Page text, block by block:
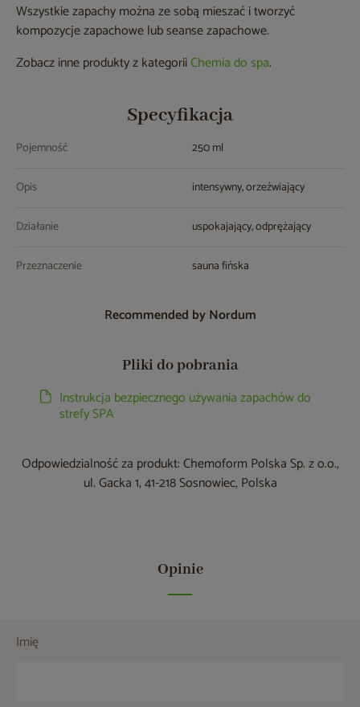
Wszystkie zapachy można ze sobą mieszać i tworzyć
kompozycje zapachowe lub seanse zapachowe.
Zobacz inne produkty z kategoriiChemia do spa.
Specyfikacja
Pojemność 250 ml
Opis intensywny, orzeźwiający
Działanie uspokajający, odprężający
Przeznaczenie sauna fińska
Recommended by Nordum
Pliki do pobrania
Instrukcja bezpiecznego używania zapachów do
strefy SPA
Odpowiedzialność za produkt: Chemoform Polska Sp. z o.o.,
ul. Gacka 1, 41-218 Sosnowiec, Polska
Opinie
Imię